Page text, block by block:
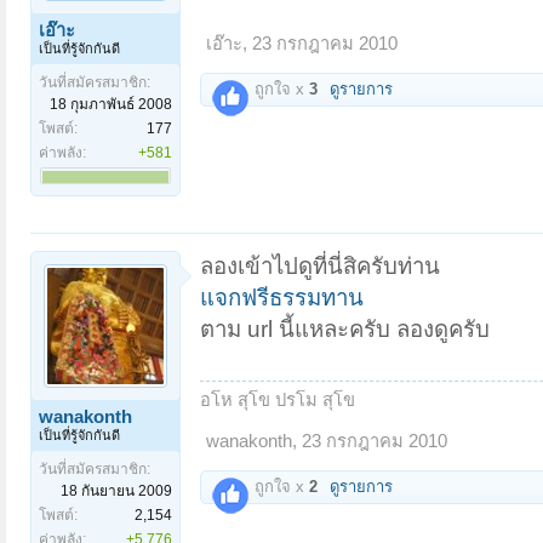
เอ๊าะ
เป็นที่รู้จักกันดี
วันที่สมัครสมาชิก:
18 กุมภาพันธ์ 2008
โพสต์:
177
ค่าพลัง:
+581
เอ๊าะ, 23 กรกฎาคม 2010
ถูกใจ x 3 ดูรายการ
wanakonth
เป็นที่รู้จักกันดี
วันที่สมัครสมาชิก:
18 กันยายน 2009
โพสต์:
2,154
ค่าพลัง:
+5,776
ลองเข้าไปดูที่นี่สิครับท่าน
แจกฟรีธรรมทาน
ตาม url นี้แหละครับ ลองดูครับ
อโห สุโข ปรโม สุโข
wanakonth, 23 กรกฎาคม 2010
ถูกใจ x 2 ดูรายการ